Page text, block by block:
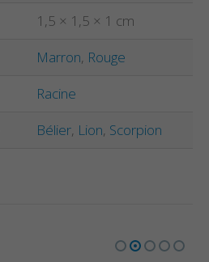
1,5 × 1,5 × 1 cm
Marron, Rouge
Racine
Bélier, Lion, Scorpion